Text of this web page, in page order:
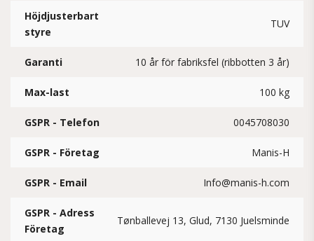
Höjdjusterbart
styre
TUV
Garanti 10 år för fabriksfel (ribbotten 3 år)
Max-last 100 kg
GSPR - Telefon 0045708030
GSPR - Företag Manis-H
GSPR - Email Info@manis-h.com
GSPR - Adress
Företag
Tønballevej 13, Glud, 7130 Juelsminde